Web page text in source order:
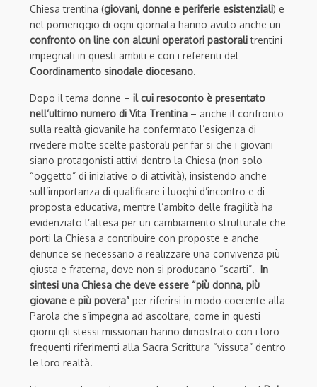
Chiesa trentina (giovani, donne e periferie esistenziali) e
nel pomeriggio di ogni giornata hanno avuto anche un
confronto on line con alcuni operatori pastoralitrentini
impegnati in questi ambiti e con i referenti del
Coordinamento sinodale diocesano.
Dopo il tema donne – il cui resoconto è presentato
nell’ultimo numero di Vita Trentina – anche il confronto
sulla realtà giovanile ha confermato l’esigenza di
rivedere molte scelte pastorali per far si che i giovani
siano protagonisti attivi dentro la Chiesa (non solo
“oggetto” di iniziative o di attività), insistendo anche
sull’importanza di qualificare i luoghi d’incontro e di
proposta educativa, mentre l’ambito delle fragilità ha
evidenziato l’attesa per un cambiamento strutturale che
porti la Chiesa a contribuire con proposte e anche
denunce se necessario a realizzare una convivenza più
giusta e fraterna, dove non si producano “scarti”. In
sintesi una Chiesa che deve essere “più donna, più
giovane e più povera” per riferirsi in modo coerente alla
Parola che s’impegna ad ascoltare, come in questi
giorni gli stessi missionari hanno dimostrato con i loro
frequenti riferimenti alla Sacra Scrittura “vissuta” dentro
le loro realtà.